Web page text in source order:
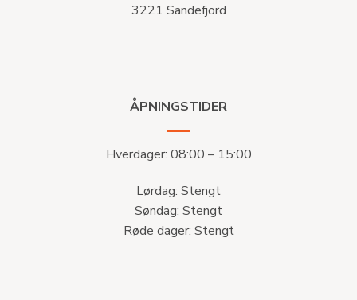
3221 Sandefjord
ÅPNINGSTIDER
Hverdager: 08:00 – 15:00
Lørdag: Stengt
Søndag: Stengt
Røde dager: Stengt